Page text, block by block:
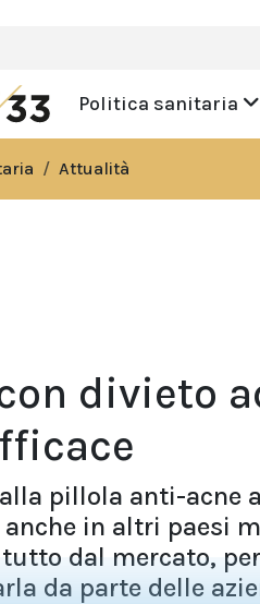
Politica sanitaria
Attualità
divieto
pillola anti-acne
in altri paesi
dal mercato,
da parte delle